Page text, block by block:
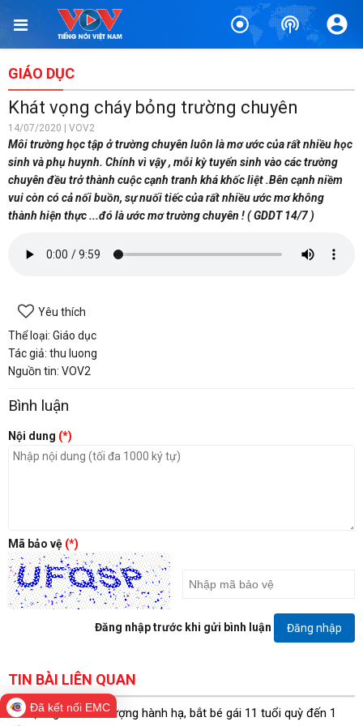
GIÁO DỤC
Khát vọng cháy bỏng trường chuyên
14/07/2020 | VOV2
Môi trường học tập ở trường chuyên luôn là mơ ước của rất nhiều học
sinh và phụ huynh. Chính vì vậy , mỗi kỳ tuyển sinh vào các trường
chuyên đều trở thành cuộc cạnh tranh khá khốc liệt .Bên cạnh niềm
vui còn có cả nối buồn, sự nuối tiếc của rất nhiều ước mơ không
thành hiện thực ...đó là ước mơ trường chuyên ! ( GDDT 14/7 )
Yêu thích
Thể loại: Giáo dục
Tác giả: thu luong
Nguồn tin: VOV2
Bình luận
Nội dung (*)
Mã bảo vệ (*)
Đăng nhập trước khi gửi bình luận Đăng nhập
TIN BÀI LIÊN QUAN
Tạm giam cha dượng hành hạ, bắt bé gái 11 tuổi quỳ đến 1
Đã kết nối EMC